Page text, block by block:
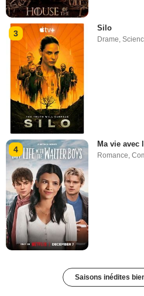
3
Silo
Drame,
4
Ma vie avec
Romance,
Saisons inédites